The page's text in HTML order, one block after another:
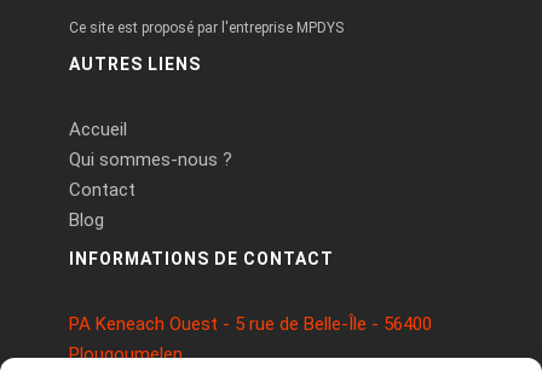
Ce site est proposé par l'entreprise MPDYS
AUTRES LIENS
Accueil
Qui sommes-nous ?
Contact
Blog
INFORMATIONS DE CONTACT
PA Keneach Ouest - 5 rue de Belle-Île - 56400
Plougoumelen